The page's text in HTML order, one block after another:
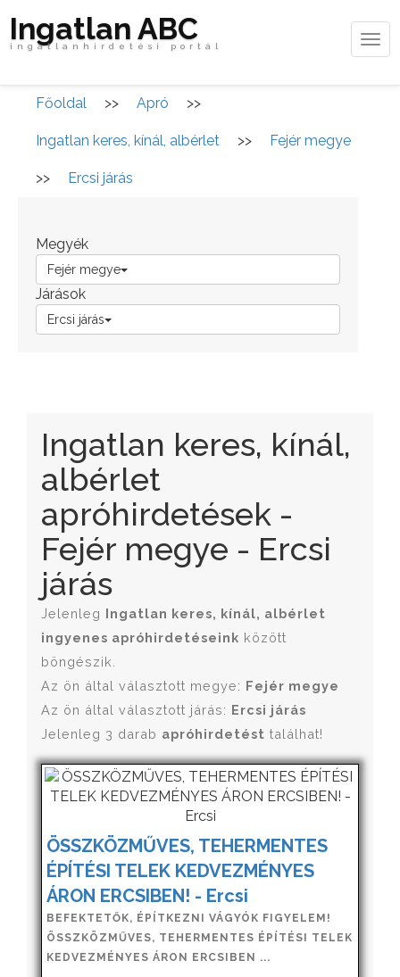
Ingatlan ABC
ingatlanhirdetési portál
Főoldal >> Apró >>
Ingatlan keres, kínál, albérlet >> Fejér megye
>> Ercsi járás
Megyék
Fejér megye
Járások
Ercsi járás
Ingatlan keres, kínál,
albérlet
apróhirdetések -
Fejér megye - Ercsi
járás
Jelenleg Ingatlan keres, kínál, albérlet
ingyenes apróhirdetéseink között
böngészik.
Az ön által választott megye: Fejér megye
Az ön által választott járás: Ercsi járás
Jelenleg 3 darab apróhirdetést találhat!
ÖSSZKÖZMŰVES, TEHERMENTES
ÉPÍTÉSI TELEK KEDVEZMÉNYES
ÁRON ERCSIBEN! - Ercsi
BEFEKTETŐK, ÉPÍTKEZNI VÁGYÓK FIGYELEM!
ÖSSZKÖZMŰVES, TEHERMENTES ÉPÍTÉSI TELEK
KEDVEZMÉNYES ÁRON ERCSIBEN ...